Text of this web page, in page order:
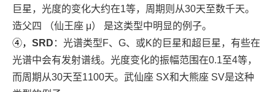
巨星，光度的变化大约在1等，周期则从30天至数千天。
造父四 （仙王座 μ） 是这类型中明显的例子。
④， SRD ：光谱类型F、G、或K的巨星和超巨星，有些在
光谱中会有发射谱线。光度变化的振幅范围在0.1至4等，
而周期从30天至1100天。武仙座 SX和大熊座 SV是这种